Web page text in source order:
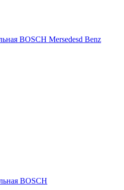
BOSCH Mersedesd Benz
BOSCH